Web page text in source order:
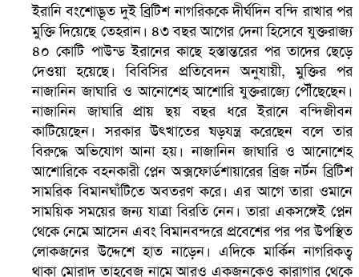
বৈষম্যবিরোধী ছাত্র আন্দোলনের সাধারণ সম্পাদকের পদত্যাগ
ইরানি বংশোদ্ভূত দুই ব্রিটিশ নাগরিককে দীর্ঘদিন বন্দি রাখার পর
মুক্তি দিয়েছে তেহরান। ৪৩ বছর আগের দেনা হিসেবে যুক্তরাজ্য
৪০ কোটি পাউন্ড ইরানের কাছে হস্তান্তরের পর তাদের ছেড়ে
দেওয়া হয়েছে। বিবিসির প্রতিবেদন অনুযায়ী, মুক্তির পর
নাজানিন জাঘারি ও আনোশেহ আশোরি যুক্তরাজ্যে পৌঁছেছেন।
নাজানিন জাঘারি প্রায় ছয় বছর ধরে ইরানে বন্দিজীবন
কাটিয়েছেন। সরকার উৎখাতের ষড়যন্ত্র করেছেন বলে তার
বিরুদ্ধে অভিযোগ আনা হয়। নাজানিন জাঘারি ও আনোশেহ
আশোরিকে বহনকারী প্লেন অক্সফোর্ডশায়ারের ব্রিজ নর্টন ব্রিটিশ
সামরিক বিমানঘাঁটিতে অবতরণ করে। এর আগে তারা ওমানে
সাময়িক সময়ের জন্য যাত্রা বিরতি নেন। তারা একসঙ্গেই প্লেন
থেকে নেমে আসেন এবং বিমানবন্দরে প্রবেশের পর পর উপস্থিত
লোকজনের উদ্দেশে হাত নাড়েন। এদিকে মার্কিন নাগরিকত্ব
থাকা মোরাদ তাহবেজ নামে আরও একজনকেও কারাগার থেকে